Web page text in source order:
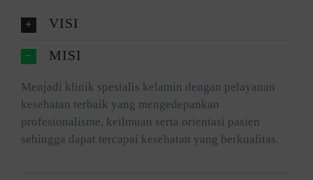
VISI
MISI
Menjadi klinik spesialis kelamin dengan pelayanan
kesehatan terbaik yang mengedepankan
profesionalisme, keilmuan serta orientasi pasien
sehingga dapat tercapai kesehatan yang berkualitas.